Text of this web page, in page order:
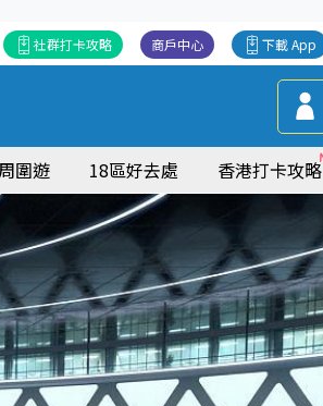
下載 App
商戶中心
社群打卡攻略
圍遊 18區好去處 香港打卡攻略